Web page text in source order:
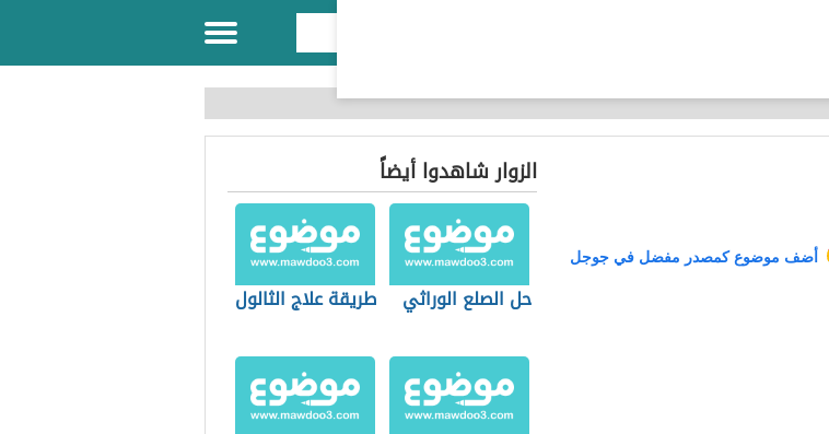
أضف موضوع كمصدر مفضل في جوجل
الزوار شاهدوا أيضاً
حل الصلع الوراثي طريقة علاج الثالول